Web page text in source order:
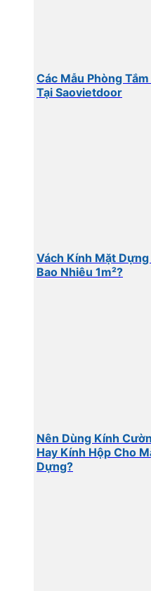
Các Mẫu Phòng Tắm
Tại Saovietdoor
Vách Kính Mặt Dựng
Bao Nhiêu 1m²?
Nên Dùng Kính
Hay Kính Hộp Cho
Dựng?